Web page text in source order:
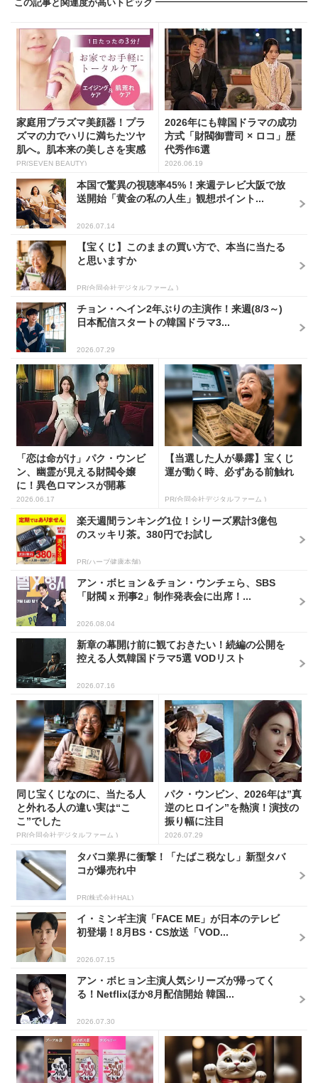
家庭用プラズマ美顔器！プラ
ズマの力でハリに満ちたツヤ
肌へ。肌本来の美しさを実感
し...
PR(SEVEN BEAUTY)
2026年にも韓国ドラマの成功
方式「財閥御曹司 × ロコ」歴
代秀作6選
2026.06.19
本国で驚異の視聴率45%！来週テレビ大阪で放
送開始「黄金の私の人生」観想ポイント...
2026.07.14
【宝くじ】このままの買い方で、本当に当たる
と思いますか
PR(合同会社デジタルファーム )
日本配信スタートの韓国ドラマ3...
2026.07.29
「恋は命がけ」パク・ウンビ
ン、幽霊が見える財閥令嬢
に！異色ロマンスが開幕
2026.06.17
【当選した人が暴露】宝くじ
運が動く時、必ずある前触れ
PR(合同会社デジタルファーム )
楽天週間ランキング1位！シリーズ累計3億包
のスッキリ茶。380円でお試し
PR(ハーブ健康本舗)
アン・ボヒョン＆チョン・ウンチェら、SBS
「財閥 x 刑事2」制作発表会に出席！...
2026.08.04
控える人気韓国ドラマ5選 VODリスト
2026.07.16
同じ宝くじなのに、当たる人
と外れる人の違い実は“こ
こ”でした
PR(合同会社デジタルファーム )
パク・ウンビン、2026年は”真
逆のヒロイン”を熱演！演技の
振り幅に注目
2026.07.29
タバコ業界に衝撃！「たばこ税なし」新型タバ
コが爆売れ中
PR(株式会社HAL)
イ・ミンギ主演「FACE ME」が日本のテレビ
初登場！8月BS・CS放送「VOD...
2026.07.15
る！Netflixほか8月配信開始 韓国...
2026.07.30
アマゾン1位「このお茶ガチで
す」噂のお茶
PR(ハーブ健康本舗)
【当選】金運が上がる直前に
起こるサイン
PR(合同会社デジタルファーム )